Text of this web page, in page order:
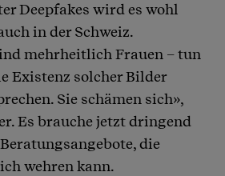
Deepfakes wird es wohl
in der Schweiz.
mehrheitlich Frauen – tun
Existenz solcher Bilder
Sie schämen sich»,
Es brauche jetzt dringend
die
wehren kann.